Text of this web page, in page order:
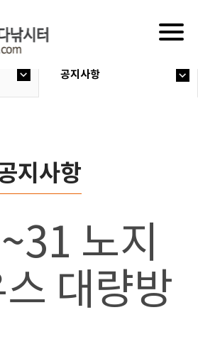
공지사항
지사항
노지
대량방